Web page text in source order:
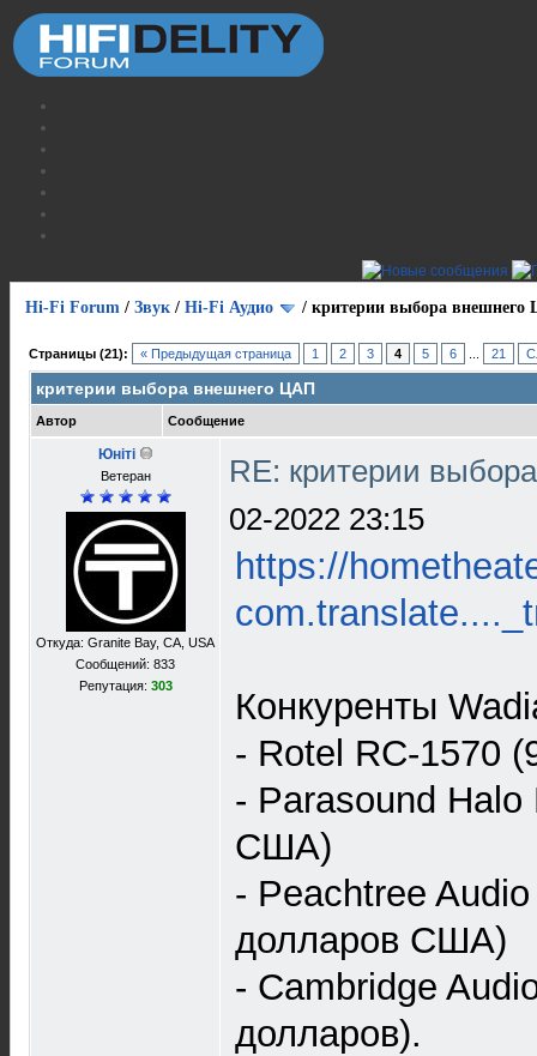
Hi-Fi Forum / Звук / Hi-Fi Аудио / критерии выбора
Страницы (21): « Предыдущая страница 1 2 3 4 5 6 21
критерии выбора внешнего ЦАП
Автор Сообщение
Юнiтi
Ветеран
Откуда: Granite Bay, CA, USA
Сообщений: 833
Репутация: 303
RE: критерии
02-2022 23:15
https://
Конкуренты
- Rotel RC-1570
- Parasound
США)
- Peachtree
долларов США)
- Cambridge
долларов).